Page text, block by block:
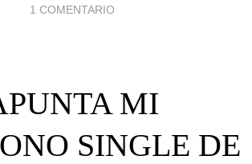
1 COMENTARIO
MI
SINGLE DE